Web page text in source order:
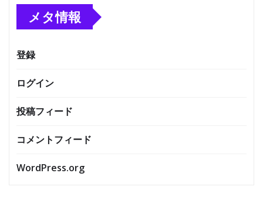
メタ情報
登録
ログイン
投稿フィード
コメントフィード
WordPress.org